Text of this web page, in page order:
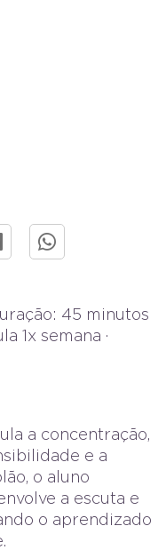
45 minutos
1x semana ·
a concentração,
e a
o aluno
a escuta e
o aprendizado